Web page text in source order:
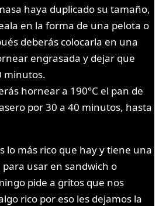
haya duplicado su tamaño,
en la forma de una pelota o
deberás colocarla en una
engrasada y dejar que
minutos.
hornear a 190°C el pan de
por 30 a 40 minutos, hasta
lo más rico que hay y tiene una
usar en sandwich o
pide a gritos que nos
rico por eso les dejamos la